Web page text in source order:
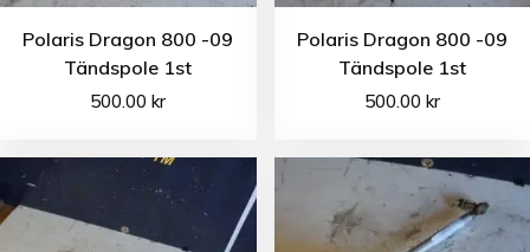
Polaris Dragon 800 -09
Tändspole 1st
500.00kr
Polaris Dragon 800 -09
Tändspole 1st
500.00 kr